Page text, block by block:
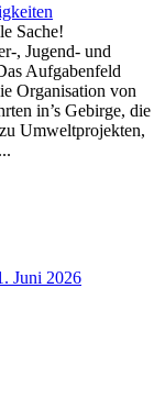
Sache!
, Jugend- und
Aufgabenfeld
Organisation von
in’s Gebirge, die
Umweltprojekten,
Juni 2026